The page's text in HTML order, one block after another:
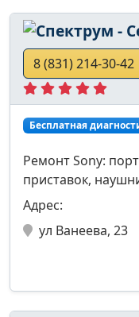
8 (831) 214-30-42
Бесплатная
Ремонт Sony:
приставок,
Адрес:
ул Ванеева, 23